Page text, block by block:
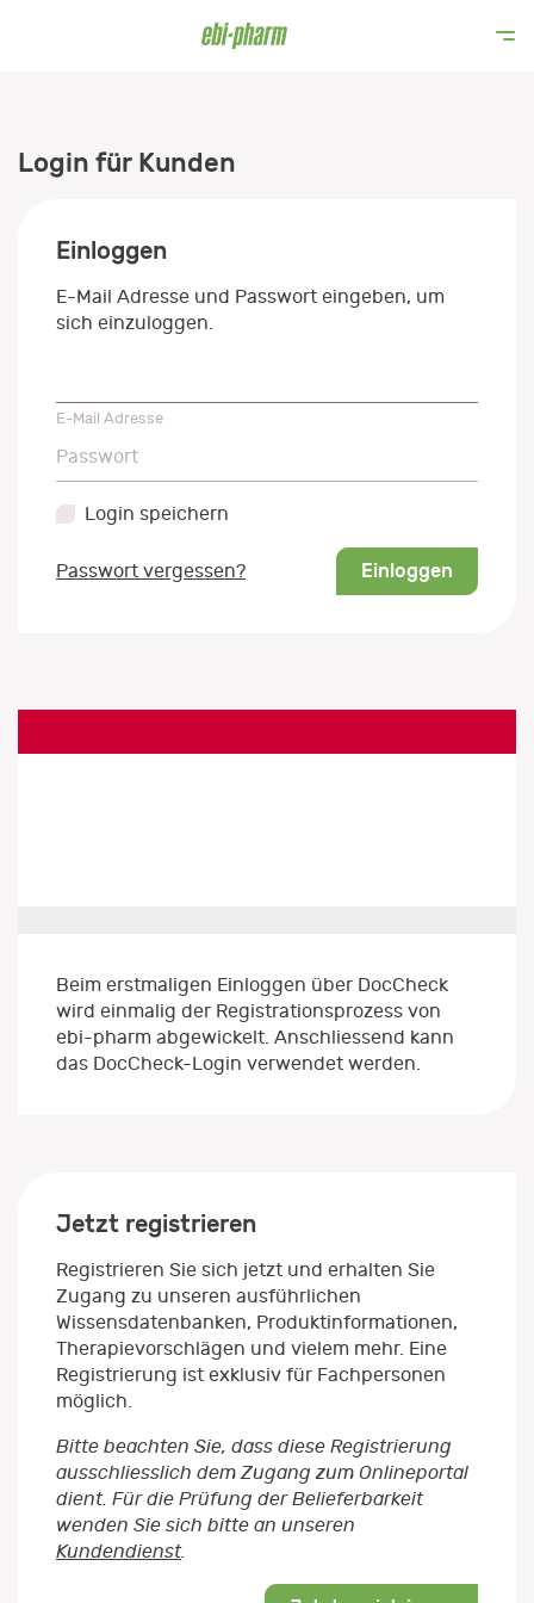
Login für Kunden
Einloggen
E-Mail Adresse und Passwort eingeben, um
sich einzuloggen.
E-Mail Adresse
Passwort
Passwort
Login speichern
Passwort vergessen? Einloggen
Beim erstmaligen Einloggen über DocCheck
wird einmalig der Registrationsprozess von
ebi-pharm abgewickelt. Anschliessend kann
das DocCheck-Login verwendet werden.
Jetzt registrieren
Registrieren Sie sich jetzt und erhalten Sie
Zugang zu unseren ausführlichen
Wissensdatenbanken, Produktinformationen,
Therapievorschlägen und vielem mehr. Eine
Registrierung ist exklusiv für Fachpersonen
möglich.
Bitte beachten Sie, dass diese Registrierung
ausschliesslich dem Zugang zum Onlineportal
dient. Für die Prüfung der Belieferbarkeit
wenden Sie sich bitte an unseren
Kundendienst.